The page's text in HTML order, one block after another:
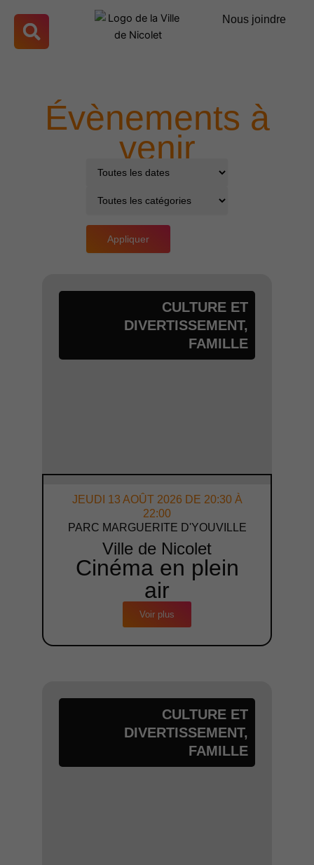
contenu
Nous joindre
Évènements à
venir
Appliquer
CULTURE ET
DIVERTISSEMENT,
FAMILLE
JEUDI 13 AOÛT 2026 DE 20:30 À
22:00
PARC MARGUERITE D'YOUVILLE
Ville de Nicolet
Cinéma en plein
air
Voir plus
CULTURE ET
DIVERTISSEMENT,
FAMILLE